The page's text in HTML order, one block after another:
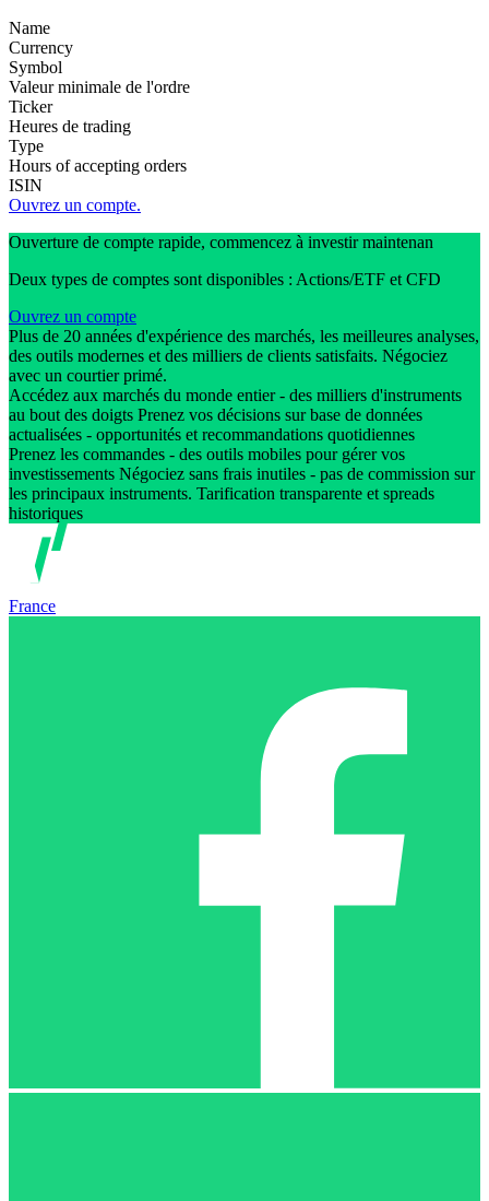
Name
Currency
Symbol
Valeur minimale de l'ordre
Ticker
Heures de trading
Type
Hours of accepting orders
ISIN
Ouvrez un compte.
Ouverture de compte rapide, commencez à investir maintenan
Deux types de comptes sont disponibles : Actions/ETF et CFD
Ouvrez un compte
Plus de 20 années d'expérience des marchés, les meilleures analyses,
des outils modernes et des milliers de clients satisfaits. Négociez
avec un courtier primé.
Accédez aux marchés du monde entier - des milliers d'instruments
au bout des doigts Prenez vos décisions sur base de données
actualisées - opportunités et recommandations quotidiennes
Prenez les commandes - des outils mobiles pour gérer vos
investissements Négociez sans frais inutiles - pas de commission sur
les principaux instruments. Tarification transparente et spreads
historiques
France